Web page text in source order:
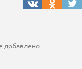
добавлено